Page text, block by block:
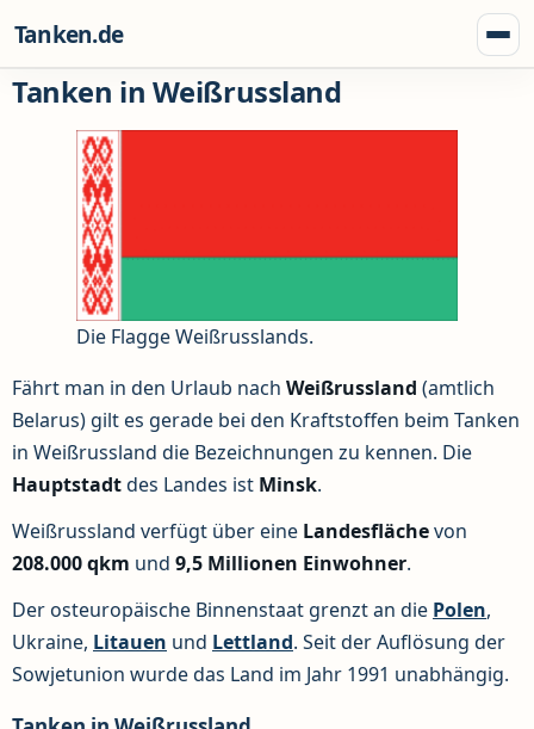
Tanken.de
Tanken in Weißrussland
Die Flagge Weißrusslands.
Fährt man in den Urlaub nach Weißrussland (amtlich
Belarus) gilt es gerade bei den Kraftstoffen beim Tanken
in Weißrussland die Bezeichnungen zu kennen. Die
Hauptstadtdes Landes ist Minsk.
Weißrussland verfügt über eine Landesflächevon
208.000 qkm und 9,5 Millionen Einwohner.
Der osteuropäische Binnenstaat grenzt an die Polen,
Ukraine, Litauen und Lettland. Seit der Auflösung der
Sowjetunion wurde das Land im Jahr 1991 unabhängig.